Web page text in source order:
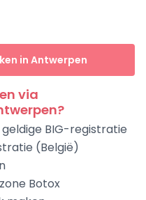
in Antwerpen
via
BIG-registratie
(België)
Botox